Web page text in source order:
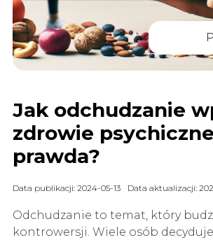
Jak odchudzanie
zdrowie
prawda?
Data publikacji: 2024-05-13 Data aktualizacji:
Odchudzanie to temat, który
kontrowersji. Wiele osób